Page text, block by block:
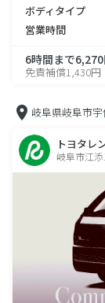
ボディタイプ
営業時間
6時間まで
免責補償1,430円
岐阜県岐阜市
トヨタレ
岐阜市江添